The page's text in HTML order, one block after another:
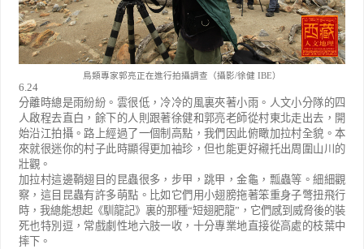
鳥類專家郭亮正在進行拍攝調查（攝影/徐健 IBE）
6.24
分離時總是雨紛紛。雲很低，冷冷的風裏夾著小雨。人文小分隊的四
人啟程去直白，餘下的人則跟著徐健和郭亮老師從村東北走出去，開
始沿江拍攝。路上經過了一個制高點，我們因此俯瞰加拉村全貌。本
來就很迷你的村子此時顯得更加袖珍，但也能更好襯托出周圍山川的
壯觀。
加拉村這邊鞘翅目的昆蟲很多，步甲，跳甲，金龜，瓢蟲等。細細觀
察，這目昆蟲有許多萌點。比如它們用小翅膀拖著笨重身子彆扭飛行
時，我總能想起《馴龍記》裏的那種“短翅肥龍” ，它們感到威脅後的裝
死也特別逗，常戲劇性地六肢一收，十分專業地直接從高處的枝葉中
摔下。